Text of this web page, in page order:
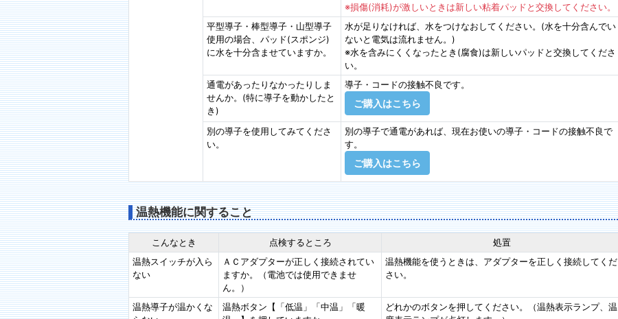
※損傷(消耗)が激しいときは新しい粘着パッドと交換してください。
平型導子・棒型導子・山型導子
使用の場合、パッド(スポンジ)
に水を十分含ませていますか。
水が足りなければ、水をつけなおしてください。(水を十分含んでい
ないと電気は流れません。)
※水を含みにくくなったとき(腐食)は新しいパッドと交換してくださ
い。
通電があったりなかったりしま
せんか。(特に導子を動かしたと
き)
導子・コードの接触不良です。
ご購入はこちら
別の導子を使用してみてくださ
い。
別の導子で通電があれば、現在お使いの導子・コードの接触不良で
す。
ご購入はこちら
温熱機能に関すること
こんなとき 点検するところ
処置
温熱スイッチが入ら
ない
ＡＣアダプターが正しく接続されてい
ますか。（電池では使用できませ
ん。）
温熱機能を使うときは、アダプターを正しく接続してくだ
さい。
温熱導子が温かくな
温熱ボタン【「低温」「中温」「暖
どれかのボタンを押してください。（温熱表示ランプ、温